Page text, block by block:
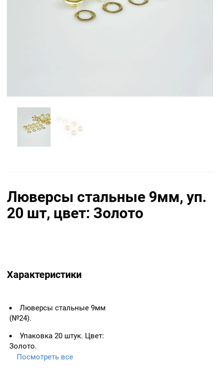
Люверсы стальные 9мм, уп.
20 шт, цвет: Золото
Характеристики
Люверсы стальные 9мм
(№24).
Упаковка 20 штук. Цвет:
Золото.
ВАЖНО:
Посмотреть все